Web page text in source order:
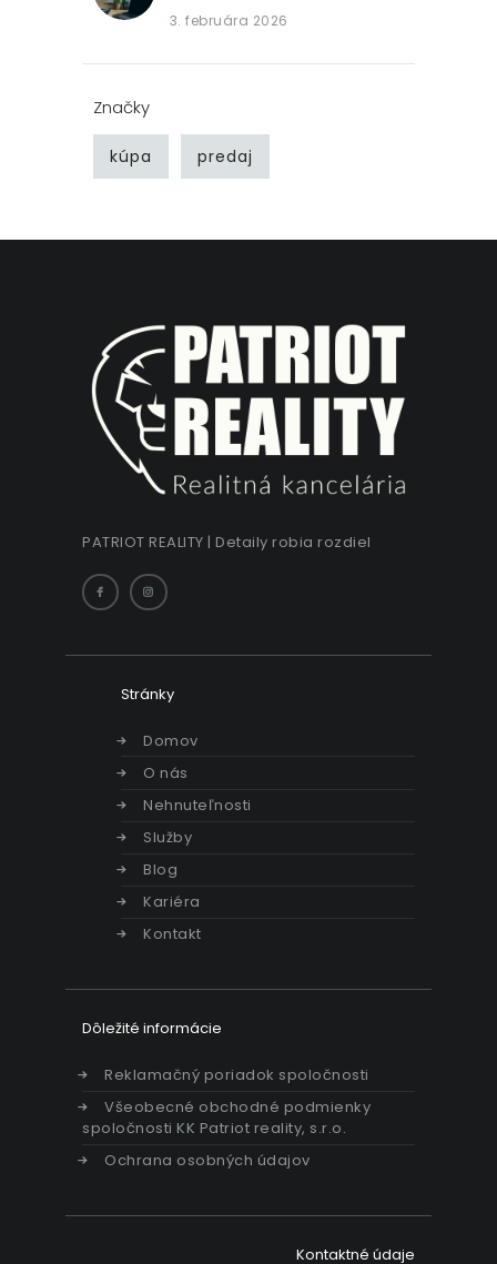
3. februára 2026
Značky
kúpa predaj
PATRIOT REALITY | Detaily robia rozdiel
Stránky
Domov
O nás
Nehnuteľnosti
Služby
Blog
Kariéra
Kontakt
Dôležité informácie
Reklamačný poriadok spoločnosti
Všeobecné obchodné podmienky
spoločnosti KK Patriot reality, s.r.o.
Ochrana osobných údajov
Kontaktné údaje